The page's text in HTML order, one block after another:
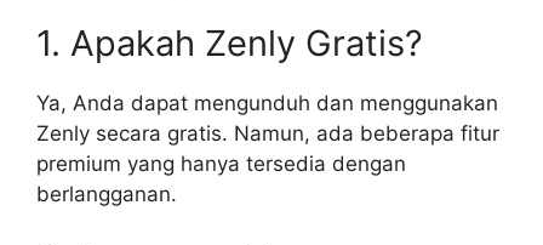
1. Apakah Zenly Gratis?
Ya, Anda dapat mengunduh dan menggunakan
Zenly secara gratis. Namun, ada beberapa fitur
premium yang hanya tersedia dengan
berlangganan.